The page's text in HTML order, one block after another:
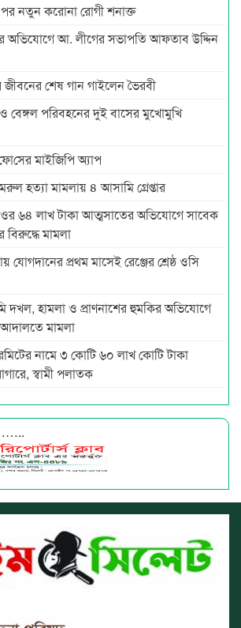
নতুন করোনা রোগী শনাক্ত
অভিযোগে আ. লীগের সভাপ‌তি আফতাব উদ্দিন
জীবনের শেষ গান গাইলেন ভৈরবী
বেঙ্গল পরিবহনের দুই বাসের মুখোমুখি
মাইজিপি অ্যাপ
হত্যা মামলায় ৪ আসামি গ্রেপ্তার
৬৪ লাখ টাকা আত্মসাতের অভিযোগে সাবেক
বিরুদ্ধে মামলা
যোগদানের প্রথম মাসেই রেঞ্জের শ্রেষ্ঠ ওসি
দখল, হামলা ও প্রাণনাশের হুমকির অভিযোগে
মামলা
নামে ৩ কোটি ৬০ লাখ কোটি টাকা
স্বামী পলাতক